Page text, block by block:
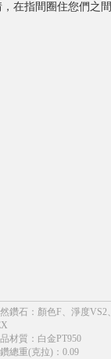
在指間圈住您們之
鑽石： 顏色F、淨度VS2
材質 ： 白金PT950
總重(克拉)： 0.09